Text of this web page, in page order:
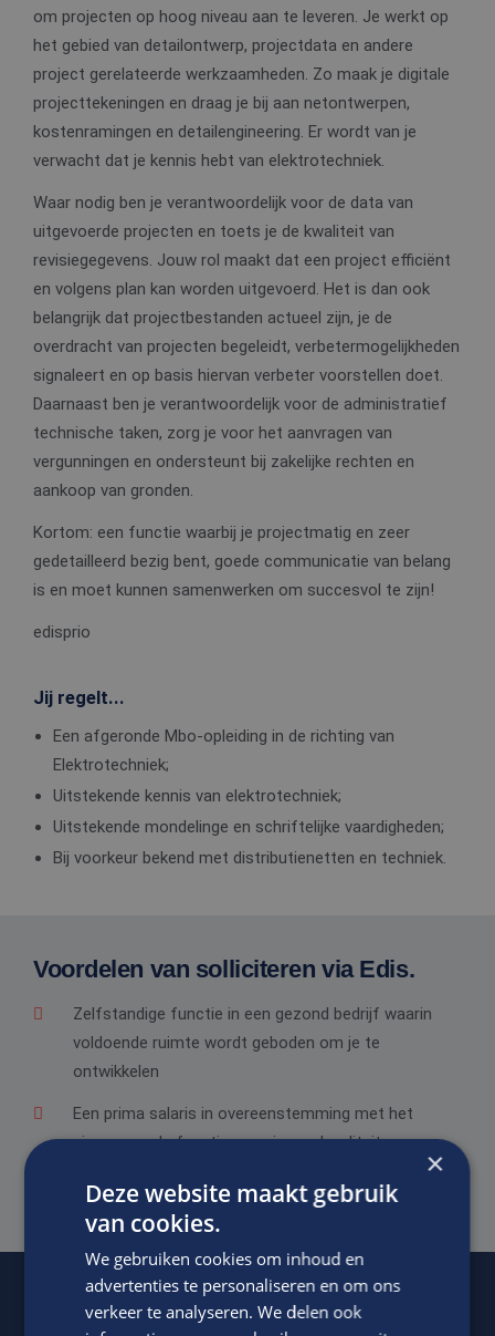
om projecten op hoog niveau aan te leveren. Je werkt op
het gebied van detailontwerp, projectdata en andere
project gerelateerde werkzaamheden. Zo maak je digitale
projecttekeningen en draag je bij aan netontwerpen,
kostenramingen en detailengineering. Er wordt van je
verwacht dat je kennis hebt van elektrotechniek.
Waar nodig ben je verantwoordelijk voor de data van
uitgevoerde projecten en toets je de kwaliteit van
revisiegegevens. Jouw rol maakt dat een project efficiënt
en volgens plan kan worden uitgevoerd. Het is dan ook
belangrijk dat projectbestanden actueel zijn, je de
overdracht van projecten begeleidt, verbetermogelijkheden
signaleert en op basis hiervan verbeter voorstellen doet.
Daarnaast ben je verantwoordelijk voor de administratief
technische taken, zorg je voor het aanvragen van
vergunningen en ondersteunt bij zakelijke rechten en
aankoop van gronden.
Kortom: een functie waarbij je projectmatig en zeer
gedetailleerd bezig bent, goede communicatie van belang
is en moet kunnen samenwerken om succesvol te zijn!
edisprio
Jij regelt...
Een afgeronde Mbo-opleiding in de richting van
Elektrotechniek;
Uitstekende kennis van elektrotechniek;
Uitstekende mondelinge en schriftelijke vaardigheden;
Bij voorkeur bekend met distributienetten en techniek.
Voordelen van solliciteren via Edis.
Zelfstandige functie in een gezond bedrijf waarin
voldoende ruimte wordt geboden om je te
ontwikkelen
Een prima salaris in overeenstemming met het
niveau van de functie, ervaring en kwaliteiten
Goede secundaire arbeidsvoorwaarden.
Of regel hetmet Bärbel.
×
Deze website maakt gebruik
van cookies.
We gebruiken cookies om inhoud en
advertenties te personaliseren en om ons
verkeer te analyseren. We delen ook